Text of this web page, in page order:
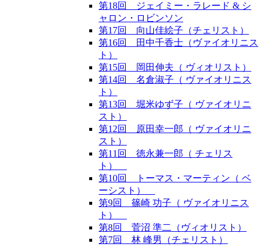
第18回 ジェイミー・ラレード & シ
ャロン・ロビンソン
第17回 向山佳絵子（チェリスト）
第16回 田中千香士（ヴァイオリニス
ト）
第15回 岡田伸夫（ ヴィオリスト）
第14回 名倉淑子（ ヴァイオリニス
ト）
第13回 堀米ゆず子（ ヴァイオリニ
スト）
第12回 原田幸一郎（ ヴァイオリニ
スト）
第11回 徳永兼一郎（ チェリス
ト）
第10回 トーマス・マーティン（ ベ
ーシスト）
第9回 篠崎 功子（ ヴァイオリニス
ト）
第8回 菅沼 準二（ヴィオリスト）
第7回 林 峰男（チェリスト）